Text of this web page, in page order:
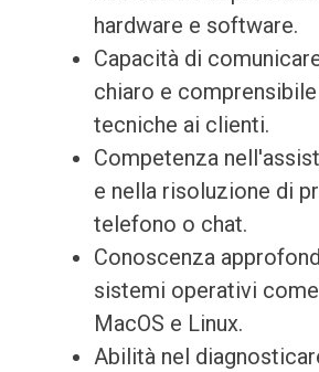
hardware e software.
Capacità di
chiaro e
tecniche ai clienti.
Competenza
e nella risoluzione di
telefono o chat.
Conoscenza
sistemi operativi
MacOS e Linux.
Abilità nel